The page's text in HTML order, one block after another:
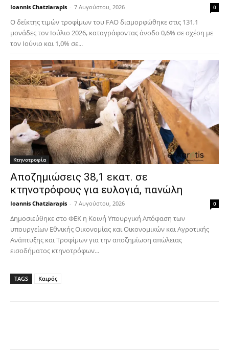
Ioannis Chatziarapis - 7 Αυγούστου, 2026 0
Ο δείκτης τιμών τροφίμων του FAO διαμορφώθηκε στις 131,1
μονάδες τον Ιούλιο 2026, καταγράφοντας άνοδο 0,6% σε σχέση με
τον Ιούνιο και 1,0% σε...
Κτηνοτροφία
Αποζημιώσεις 38,1 εκατ. σε
κτηνοτρόφους για ευλογιά, πανώλη
Ioannis Chatziarapis - 7 Αυγούστου, 2026 0
Δημοσιεύθηκε στο ΦΕΚ η Κοινή Υπουργική Απόφαση των
υπουργείων Εθνικής Οικονομίας και Οικονομικών και Αγροτικής
Ανάπτυξης και Τροφίμων για την αποζημίωση απώλειας
εισοδήματος κτηνοτρόφων...
TAGS Καιρός